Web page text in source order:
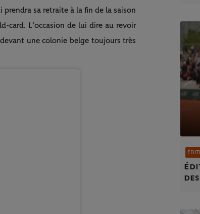
sa retraite à la fin de la saison
card. L'occasion de lui dire au revoir
une colonie belge toujours très